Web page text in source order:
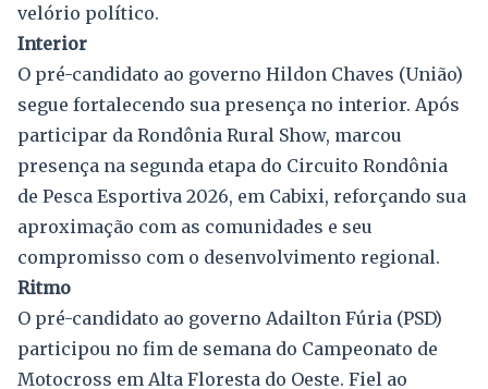
velório político.
Interior
O pré-candidato ao governo Hildon Chaves (União)
segue fortalecendo sua presença no interior. Após
participar da Rondônia Rural Show, marcou
presença na segunda etapa do Circuito Rondônia
de Pesca Esportiva 2026, em Cabixi, reforçando sua
aproximação com as comunidades e seu
compromisso com o desenvolvimento regional.
Ritmo
O pré-candidato ao governo Adailton Fúria (PSD)
participou no fim de semana do Campeonato de
Motocross em Alta Floresta do Oeste. Fiel ao